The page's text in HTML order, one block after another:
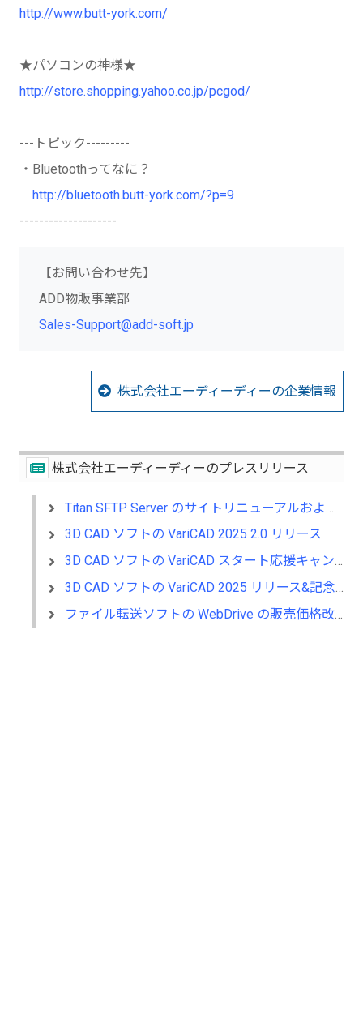
http://www.butt-york.com/
★パソコンの神様★
http://store.shopping.yahoo.co.jp/pcgod/
---トピック---------
・Bluetoothってなに？
http://bluetooth.butt-york.com/?p=9
--------------------
【お問い合わせ先】
ADD物販事業部
Sales-Support@add-soft.jp
株式会社エーディーディーの企業情報
株式会社エーディーディーのプレスリリース
Titan SFTP Server のサイトリニューアルおよびサイト移転のご案内
3D CAD ソフトの VariCAD 2025 2.0 リリース
3D CAD ソフトの VariCAD スタート応援キャンペーン～SALE～
3D CAD ソフトの VariCAD 2025 リリース&記念セール同時開催
ファイル転送ソフトの WebDrive の販売価格改定のお知らせ